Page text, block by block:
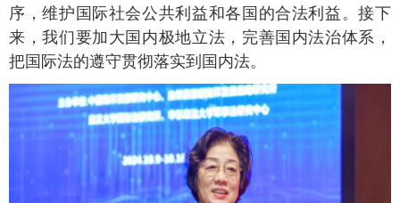
序，维护国际社会公共利益和各国的合法利益。接下
来，我们要加大国内极地立法，完善国内法治体系，
把国际法的遵守贯彻落实到国内法。